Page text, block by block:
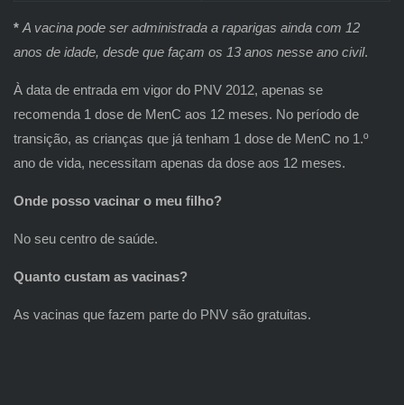
* A vacina pode ser administrada a raparigas ainda com 12
anos de idade, desde que façam os 13 anos nesse ano civil.
À data de entrada em vigor do PNV 2012, apenas se
recomenda 1 dose de MenC aos 12 meses. No período de
transição, as crianças que já tenham 1 dose de MenC no 1.º
ano de vida, necessitam apenas da dose aos 12 meses.
Onde posso vacinar o meu filho?
No seu centro de saúde.
Quanto custam as vacinas?
As vacinas que fazem parte do PNV são gratuitas.